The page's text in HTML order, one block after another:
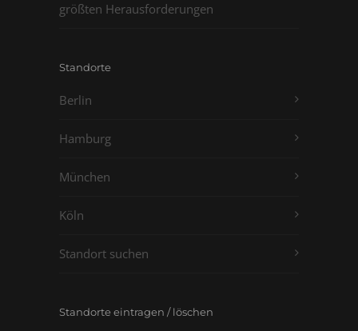
größten Herausforderungen
Standorte
Berlin
Hamburg
München
Köln
Standort suchen
Standorte eintragen / löschen